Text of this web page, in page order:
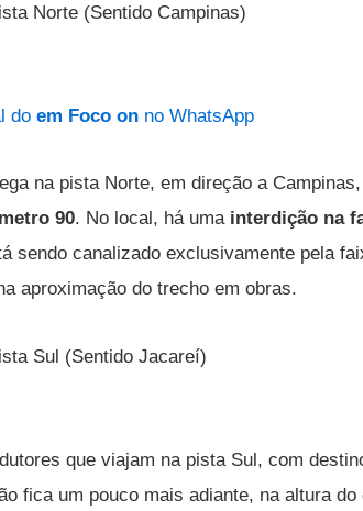
Norte (Sentido Campinas)
do em Foco on no WhatsApp
na pista Norte, em direção a
90. No local, há uma interdição na
sendo canalizado exclusivamente pela
aproximação do trecho em obras.
Sul (Sentido Jacareí)
que viajam na pista Sul, com
fica um pouco mais adiante, na altura do